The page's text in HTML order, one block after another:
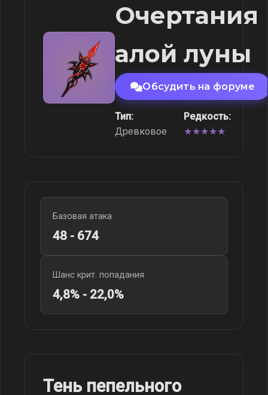
Очертания
алой луны
Обсудить на форуме
Тип:
Древковое
Редкость:
★★★★★
Базовая атака
48 - 674
Шанс крит. попадания
4,8% - 22,0%
Тень пепельного